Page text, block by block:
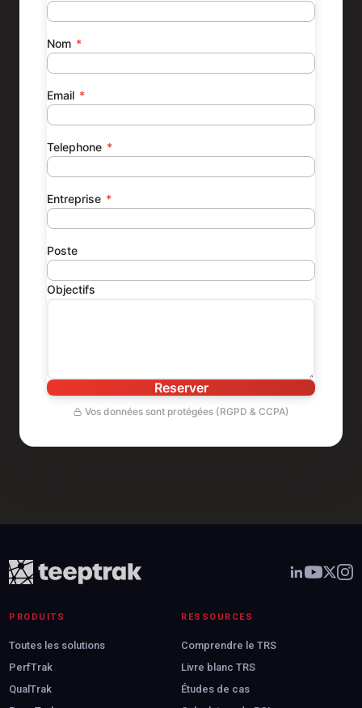
Nom *
Email *
Telephone *
Entreprise *
Poste
Objectifs
Reserver
Vos données sont protégées (RGPD & CCPA)
Réserver ma démo
PRODUITS
Toutes les solutions
PerfTrak
QualTrak
RESSOURCES
Comprendre le TRS
Livre blanc TRS
Études de cas